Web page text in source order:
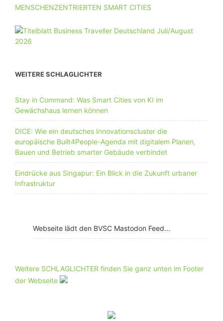
MENSCHENZENTRIERTEN SMART CITIES
WEITERE SCHLAGLICHTER
Stay in Command: Was Smart Cities von KI im
Gewächshaus lernen können
DICE: Wie ein deutsches Innovationscluster die
europäische Built4People-Agenda mit digitalem Planen,
Bauen und Betrieb smarter Gebäude verbindet
Eindrücke aus Singapur: Ein Blick in die Zukunft urbaner
Infrastruktur
Webseite lädt den BVSC Mastodon Feed...
Weitere SCHLAGLICHTER finden Sie ganz unten im Footer
der Webseite